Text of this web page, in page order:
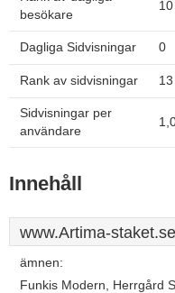
besökare
Dagliga Sidvisningar 0
Rank av sidvisningar
Sidvisningar per
användare
Innehåll
www.Artima-staket.se
ämnen:
Funkis Modern, Herrgård